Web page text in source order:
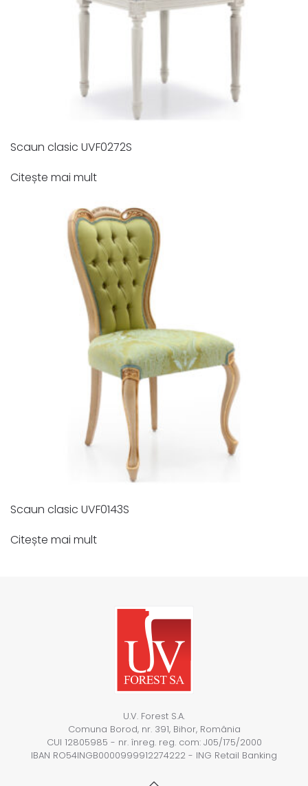
Scaun clasic UVF0272S
Citește mai mult
Scaun clasic UVF0143S
Citește mai mult
U.V. Forest S.A.
Comuna Borod, nr. 391, Bihor, România
CUI 12805985 - nr. înreg. reg. com: J05/175/2000
IBAN RO54INGB0000999912274222 - ING Retail Banking